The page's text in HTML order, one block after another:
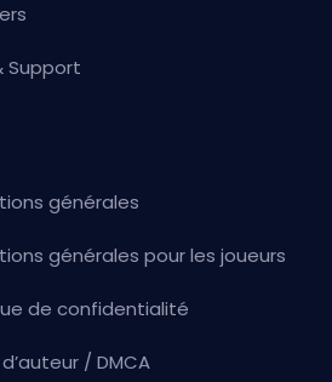
Support
générales
générales pour les joueurs
de confidentialité
/ DMCA